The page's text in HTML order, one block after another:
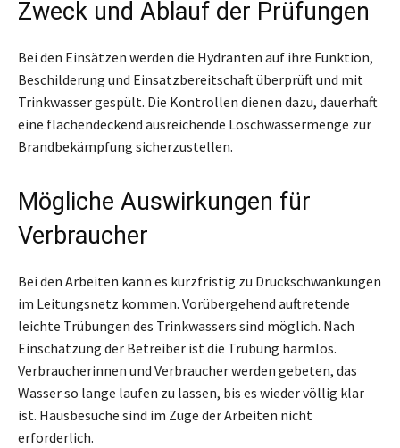
Zweck und Ablauf der Prüfungen
Bei den Einsätzen werden die Hydranten auf ihre Funktion,
Beschilderung und Einsatzbereitschaft überprüft und mit
Trinkwasser gespült. Die Kontrollen dienen dazu, dauerhaft
eine flächendeckend ausreichende Löschwassermenge zur
Brandbekämpfung sicherzustellen.
Mögliche Auswirkungen für
Verbraucher
Bei den Arbeiten kann es kurzfristig zu Druckschwankungen
im Leitungsnetz kommen. Vorübergehend auftretende
leichte Trübungen des Trinkwassers sind möglich. Nach
Einschätzung der Betreiber ist die Trübung harmlos.
Verbraucherinnen und Verbraucher werden gebeten, das
Wasser so lange laufen zu lassen, bis es wieder völlig klar
ist. Hausbesuche sind im Zuge der Arbeiten nicht
erforderlich.